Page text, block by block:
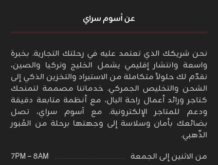
عن أسوم سراي
نحن شريكك الذي تعتمد عليه في رحلتك التجارية. بخبرة
واسعة وانتشار إقليمي يشمل الخليج وتركيا والصين،
نقدّم لك حلولاً متكاملة من الاستيراد والتخزين الذكي إلى
الشحن والتخليص الجمركي. خدماتنا مصممة لتمنحك
كتاجر ورائد أعمال راحة البال، مع أنظمة متابعة دقيقة
ودعم للمتاجر الإلكترونية. مع آسوم سراي، تصل
بضائعك بأمان وسلاسة إلى وجهتها برحلة من العُبور
الذّهبي.
من الاثنين إلى الجمعة
٨AM – ٧PM